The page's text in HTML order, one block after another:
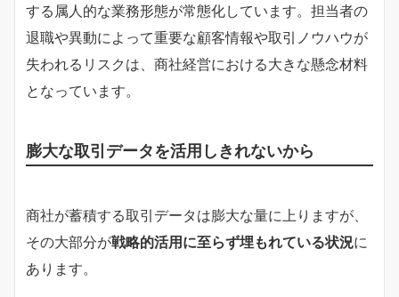
する属人的な業務形態が常態化しています。担当者の
退職や異動によって重要な顧客情報や取引ノウハウが
失われるリスクは、商社経営における大きな懸念材料
となっています。
膨大な取引データを活用しきれないから
商社が蓄積する取引データは膨大な量に上りますが、
その大部分が戦略的活用に至らず埋もれている状況に
あります。